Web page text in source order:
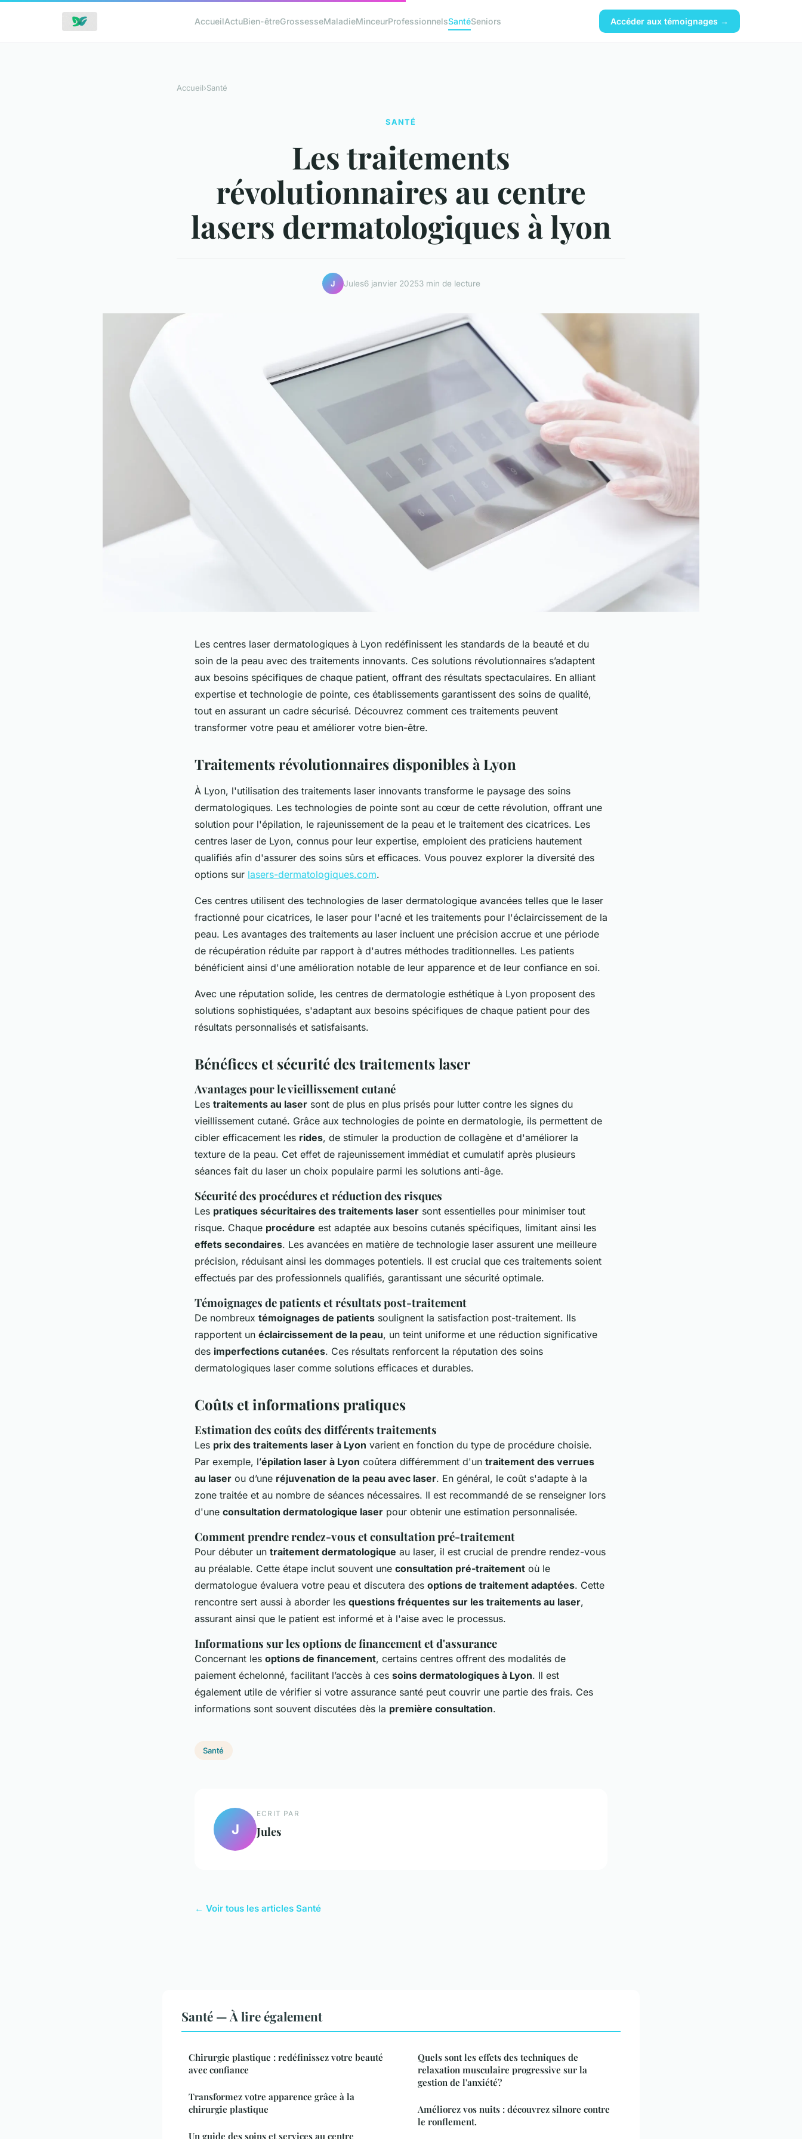
AccueilActuBien-êtreGrossesseMaladieMinceurProfessionnelsSantéSeniors Accéder aux témoignages →
Accueil›Santé
SANTÉ
Les traitements
révolutionnaires au centre
lasers dermatologiques à lyon
J Jules6 janvier 20253 min de lecture
Les centres laser dermatologiques à Lyon redéfinissent les standards de la beauté et du
soin de la peau avec des traitements innovants. Ces solutions révolutionnaires s’adaptent
aux besoins spécifiques de chaque patient, offrant des résultats spectaculaires. En alliant
expertise et technologie de pointe, ces établissements garantissent des soins de qualité,
tout en assurant un cadre sécurisé. Découvrez comment ces traitements peuvent
transformer votre peau et améliorer votre bien-être.
Traitements révolutionnaires disponibles à Lyon
À Lyon, l'utilisation des traitements laser innovants transforme le paysage des soins
dermatologiques. Les technologies de pointe sont au cœur de cette révolution, offrant une
solution pour l'épilation, le rajeunissement de la peau et le traitement des cicatrices. Les
centres laser de Lyon, connus pour leur expertise, emploient des praticiens hautement
qualifiés afin d'assurer des soins sûrs et efficaces. Vous pouvez explorer la diversité des
options sur lasers-dermatologiques.com.
Ces centres utilisent des technologies de laser dermatologique avancées telles que le laser
fractionné pour cicatrices, le laser pour l'acné et les traitements pour l'éclaircissement de la
peau. Les avantages des traitements au laser incluent une précision accrue et une période
de récupération réduite par rapport à d'autres méthodes traditionnelles. Les patients
bénéficient ainsi d'une amélioration notable de leur apparence et de leur confiance en soi.
Avec une réputation solide, les centres de dermatologie esthétique à Lyon proposent des
solutions sophistiquées, s'adaptant aux besoins spécifiques de chaque patient pour des
résultats personnalisés et satisfaisants.
Bénéfices et sécurité des traitements laser
Avantages pour le vieillissement cutané
Les traitements au laser sont de plus en plus prisés pour lutter contre les signes du
vieillissement cutané. Grâce aux technologies de pointe en dermatologie, ils permettent de
cibler efficacement les rides, de stimuler la production de collagène et d'améliorer la
texture de la peau. Cet effet de rajeunissement immédiat et cumulatif après plusieurs
séances fait du laser un choix populaire parmi les solutions anti-âge.
Sécurité des procédures et réduction des risques
Les pratiques sécuritaires des traitements laser sont essentielles pour minimiser tout
risque. Chaque procédure est adaptée aux besoins cutanés spécifiques, limitant ainsi les
effets secondaires. Les avancées en matière de technologie laser assurent une meilleure
précision, réduisant ainsi les dommages potentiels. Il est crucial que ces traitements soient
effectués par des professionnels qualifiés, garantissant une sécurité optimale.
Témoignages de patients et résultats post-traitement
De nombreux témoignages de patients soulignent la satisfaction post-traitement. Ils
rapportent un éclaircissement de la peau, un teint uniforme et une réduction significative
des imperfections cutanées. Ces résultats renforcent la réputation des soins
dermatologiques laser comme solutions efficaces et durables.
Coûts et informations pratiques
Estimation des coûts des différents traitements
Les prix des traitements laser à Lyon varient en fonction du type de procédure choisie.
Par exemple, l’épilation laser à Lyon coûtera différemment d'un traitement des verrues
au laser ou d’une réjuvenation de la peau avec laser. En général, le coût s'adapte à la
zone traitée et au nombre de séances nécessaires. Il est recommandé de se renseigner lors
d'une consultation dermatologique laser pour obtenir une estimation personnalisée.
Comment prendre rendez-vous et consultation pré-traitement
Pour débuter un traitement dermatologique au laser, il est crucial de prendre rendez-vous
au préalable. Cette étape inclut souvent une consultation pré-traitement où le
dermatologue évaluera votre peau et discutera des options de traitement adaptées. Cette
rencontre sert aussi à aborder les questions fréquentes sur les traitements au laser,
assurant ainsi que le patient est informé et à l'aise avec le processus.
Informations sur les options de financement et d'assurance
Concernant les options de financement, certains centres offrent des modalités de
paiement échelonné, facilitant l’accès à ces soins dermatologiques à Lyon. Il est
également utile de vérifier si votre assurance santé peut couvrir une partie des frais. Ces
informations sont souvent discutées dès la première consultation.
Santé
J
ECRIT PAR
Jules
← Voir tous les articles Santé
Santé — À lire également
Chirurgie plastique : redéfinissez votre beauté
avec confiance
Transformez votre apparence grâce à la
chirurgie plastique
Un guide des soins et services au centre
Quels sont les effets des techniques de
relaxation musculaire progressive sur la
gestion de l'anxiété?
Améliorez vos nuits : découvrez silnore contre
le ronflement.